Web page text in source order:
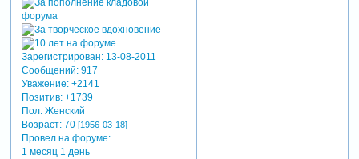
Зарегистрирован: 13-08-2011
Сообщений:917
Уважение: +2141
Позитив: +1739
Пол:Женский
Возраст:70 [1956-03-18]
Провел на форуме:
1 месяц 1 день